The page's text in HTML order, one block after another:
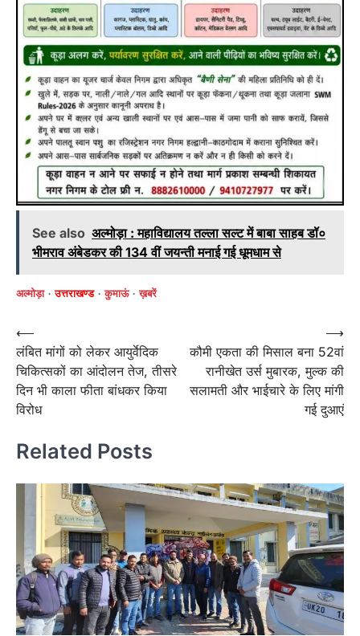
See also अल्मोड़ा : महाविद्यालय तल्ला सल्ट में बाबा साहब डॉ०
भीमराव अंबेडकर की 134 वीं जयन्ती मनाई गई धूमधाम से
अल्मोड़ा उत्तराखण्ड कुमाऊं ख़बरें
Post
navigation
⟵
लंबित मांगों को लेकर आयुर्वेदिक
चिकित्सकों का आंदोलन तेज, तीसरे
दिन भी काला फीता बांधकर किया
विरोध
कौमी एकता की मिसाल बना 52वां
रानीखेत उर्स मुबारक, मुल्क की
सलामती और भाईचारे के लिए मांगी
गई दुआएं
⟶
Related Posts